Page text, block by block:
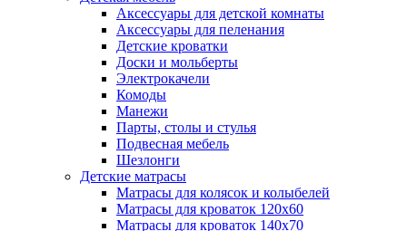
Аксессуары для детской комнаты
Аксессуары для пеленания
Детские кроватки
Доски и мольберты
Электрокачели
Комоды
Манежи
Парты, столы и стулья
Подвесная мебель
Шезлонги
Детские матрасы
Матрасы для колясок и колыбелей
Матрасы для кроваток 120х60
Матрасы для кроваток 140х70